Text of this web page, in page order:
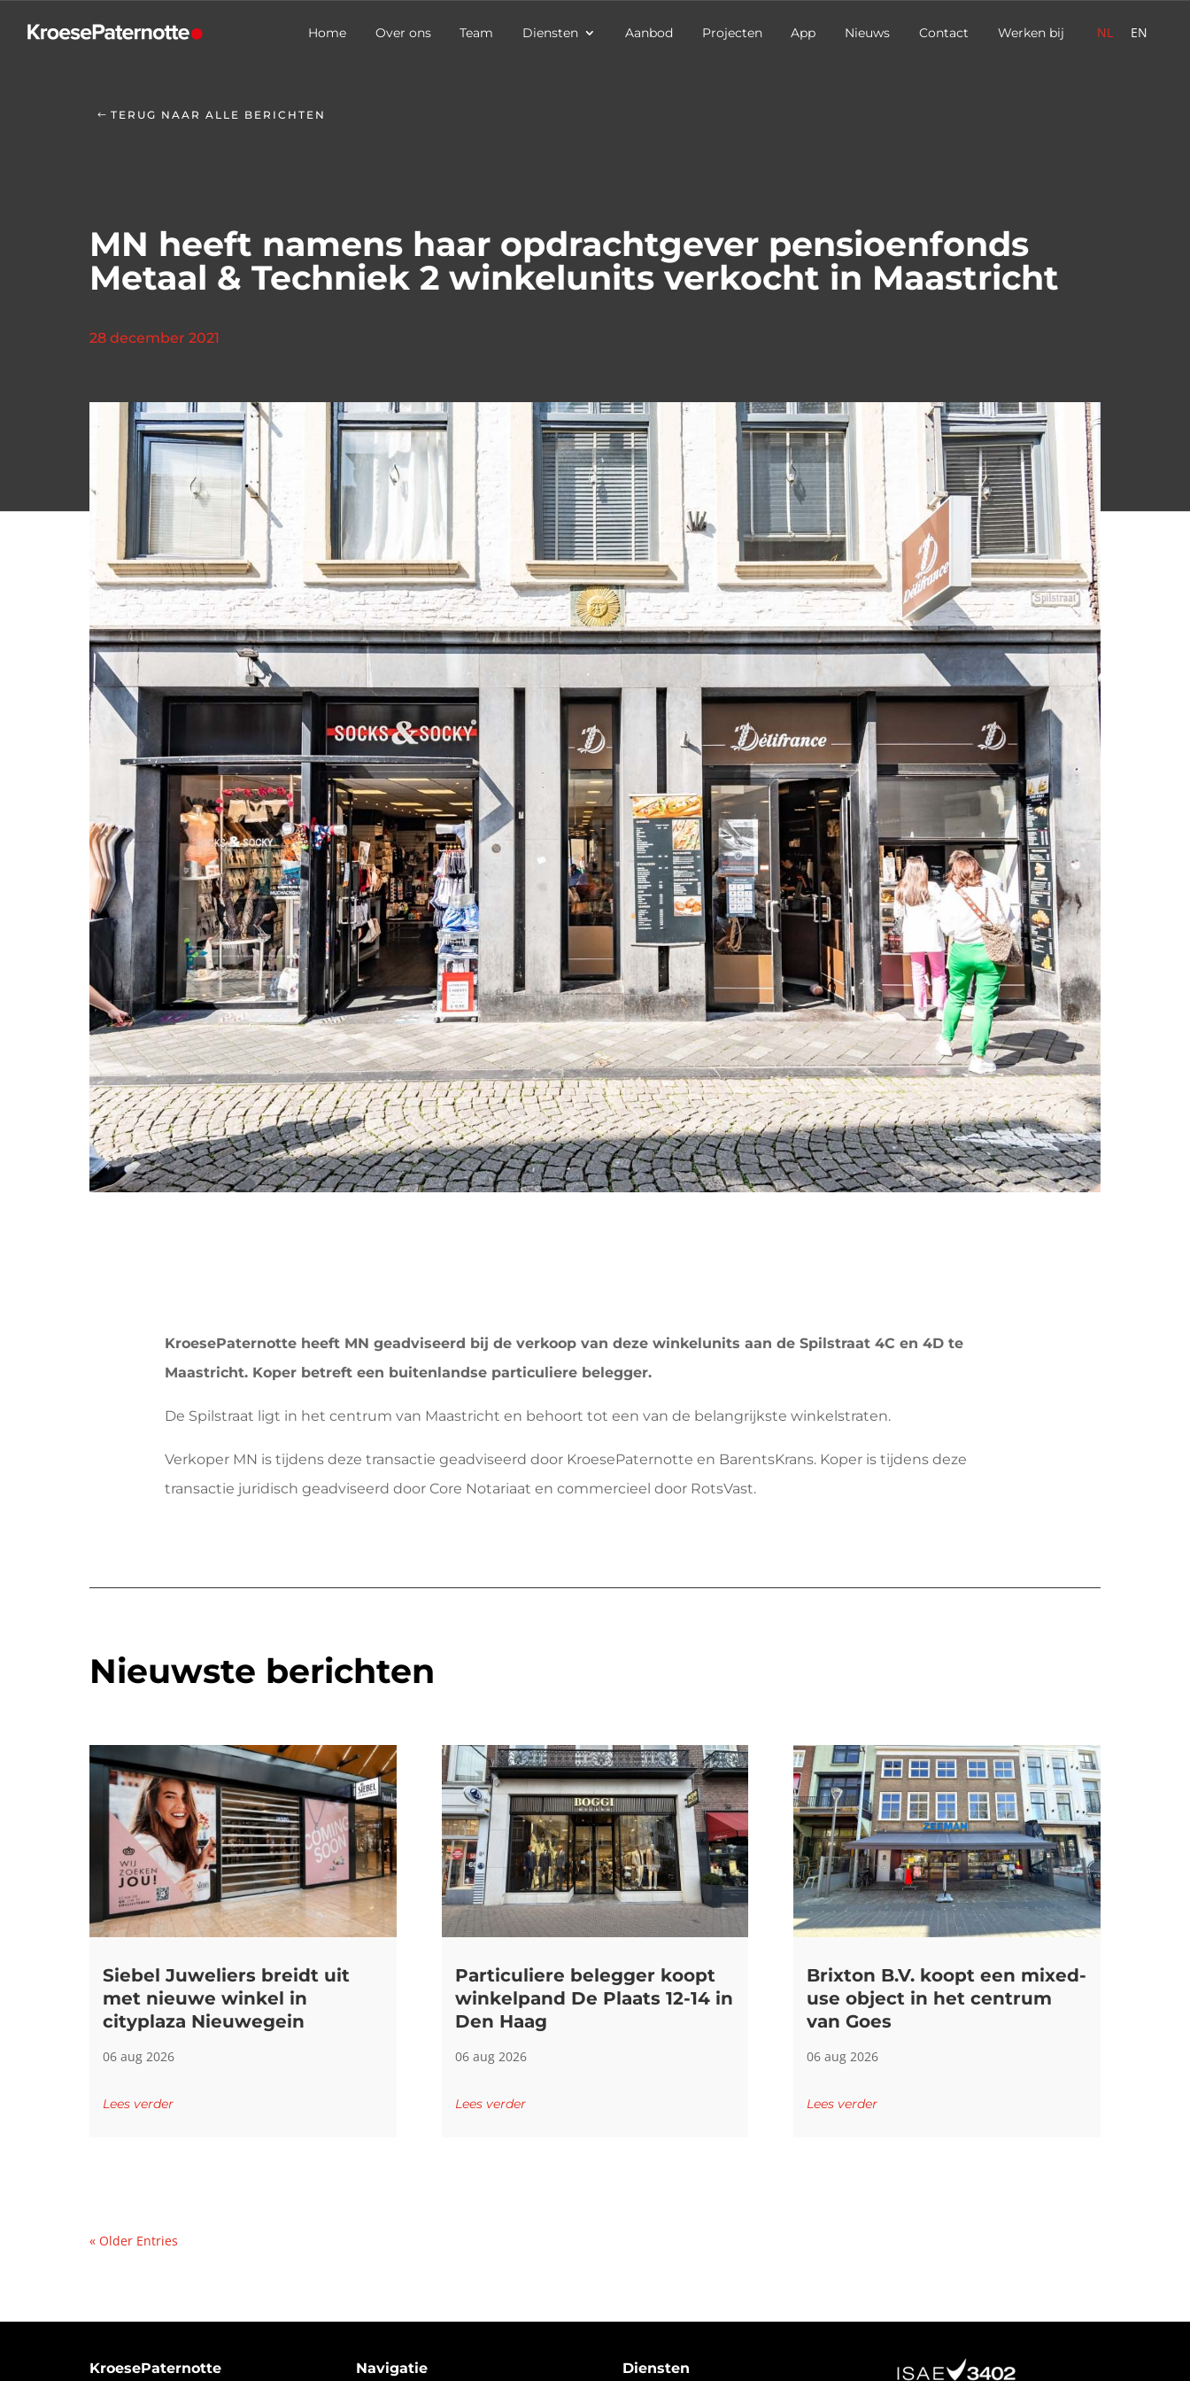
NL EN
Home Over ons Team Diensten Aanbod Projecten App Nieuws Contact Werken bij
TERUG NAAR ALLE BERICHTEN
MN heeft namens haar opdrachtgever pensioenfonds
Metaal & Techniek 2 winkelunits verkocht in Maastricht
28 december 2021
KroesePaternotte heeft MN geadviseerd bij de verkoop van deze winkelunits aan de Spilstraat 4C en 4D te
Maastricht. Koper betreft een buitenlandse particuliere belegger.
De Spilstraat ligt in het centrum van Maastricht en behoort tot een van de belangrijkste winkelstraten.
Verkoper MN is tijdens deze transactie geadviseerd door KroesePaternotte en BarentsKrans. Koper is tijdens deze
transactie juridisch geadviseerd door Core Notariaat en commercieel door RotsVast.
Nieuwste berichten
Siebel Juweliers breidt uit
met nieuwe winkel in
cityplaza Nieuwegein
06 aug 2026
Lees verder
Particuliere belegger koopt
winkelpand De Plaats 12-14 in
Den Haag
06 aug 2026
Lees verder
Brixton B.V. koopt een mixed-
use object in het centrum
van Goes
06 aug 2026
Lees verder
« Older Entries
KroesePaternotte Navigatie Diensten